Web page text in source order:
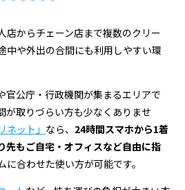
店からチェーン店まで複数のクリー
中や外出の合間にも利用しやすい環
官公庁・行政機関が集まるエリアで
が取りづらい方も少なくありませ
ット」 なら、 24時間スマホから1着
先もご自宅・オフィスなど自由に指
合わせた使い方が可能です。